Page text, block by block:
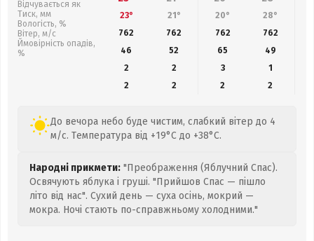
Відчувається як
Тиск, мм
Вологість, %
Вітер, м/с
Ймовірність опадів,
%
23° 21° 20° 28°
762
762 762 762
46
52 65
49
2
2 3
1
2
2 2 2
До вечора небо буде чистим, слабкий вітер до 4
м/с. Температура від +19°C до +38°C.
Народні прикмети: "Преображення (Яблучний Спас).
Освячують яблука і груші. "Прийшов Спас — пішло
літо від нас". Сухий день — суха осінь, мокрий —
мокра. Ночі стають по-справжньому холодними."